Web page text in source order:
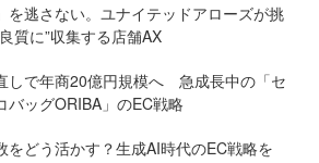
を逃さない。ユナイテッドアローズが挑
質に”収集する店舗AX
しで年商20億円規模へ 急成長中の「セ
バッグORIBA」のEC戦略
をどう活かす？生成AI時代のEC戦略を